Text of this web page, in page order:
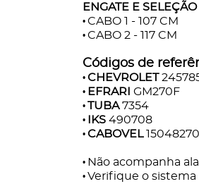
ENGATE E SELEÇÃO
• CABO 1 - 107 CM
• CABO 2 - 117 CM
Códigos de
• CHEVROLET
• EFRARI GM270F
• TUBA7354
• IKS 490708
• CABOVEL
• Não acompanha
• Verifique o